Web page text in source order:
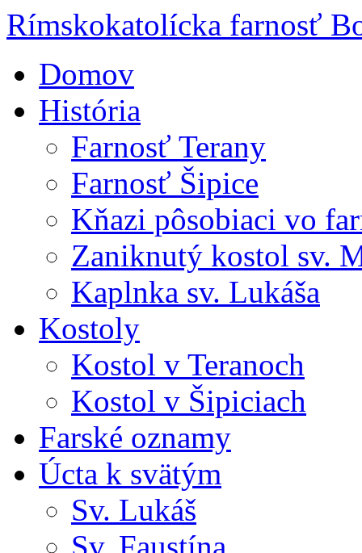
Rímskokatolícka farnosť
Domov
História
Farnosť Terany
Farnosť Šipice
Kňazi pôsobiaci vo
Zaniknutý kostol sv.
Kaplnka sv. Lukáša
Kostoly
Kostol v Teranoch
Kostol v Šipiciach
Farské oznamy
Úcta k svätým
Sv. Lukáš